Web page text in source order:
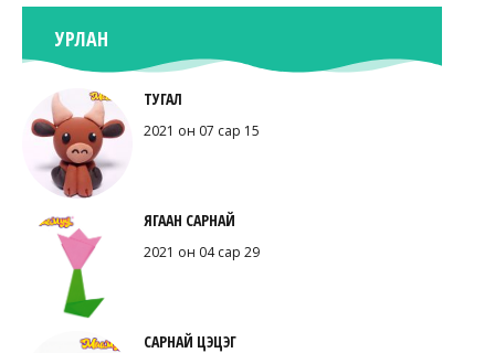
УРЛАН
ТУГАЛ
2021 он 07 сар 15
ЯГААН САРНАЙ
2021 он 04 сар 29
САРНАЙ ЦЭЦЭГ